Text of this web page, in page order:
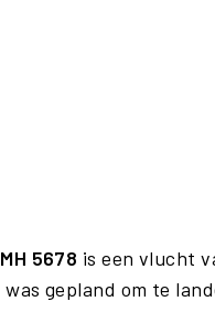
MH 5678 is een vlucht
was gepland om te